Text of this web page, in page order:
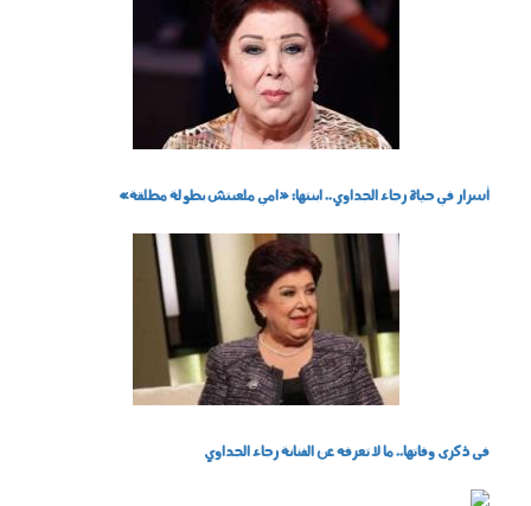
18584127281625601466.jpg
أسرار في حياة رجاء الجداوي.. ابنتها: «امي ملعبتش بطولة مطلقة»
فى ذكرى وفاتها.. ما لا تعرفه عن الفنانة رجاء الجداوي